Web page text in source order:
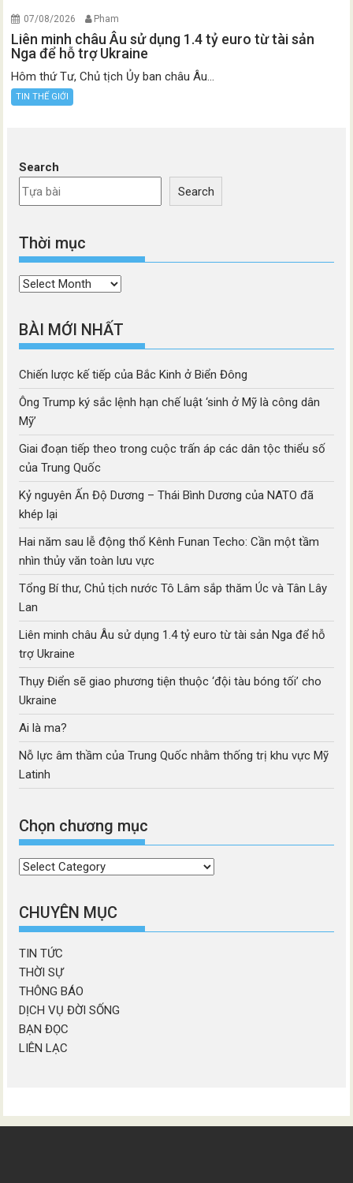
07/08/2026 Pham
Liên minh châu Âu sử dụng 1.4 tỷ euro từ tài sản
Nga để hỗ trợ Ukraine
Hôm thứ Tư, Chủ tịch Ủy ban châu Âu...
TIN THẾ GIỚI
Search
Search
Thời mục
Thời
BÀI MỚI NHẤT
Chiến lược kế tiếp của Bắc Kinh ở Biển Đông
Ông Trump ký sắc lệnh hạn chế luật ‘sinh ở Mỹ là công dân
Mỹ’
Giai đoạn tiếp theo trong cuộc trấn áp các dân tộc thiểu số
của Trung Quốc
Kỷ nguyên Ấn Độ Dương – Thái Bình Dương của NATO đã
khép lại
Hai năm sau lễ động thổ Kênh Funan Techo: Cần một tầm
nhìn thủy văn toàn lưu vực
Tổng Bí thư, Chủ tịch nước Tô Lâm sắp thăm Úc và Tân Lây
Lan
Liên minh châu Âu sử dụng 1.4 tỷ euro từ tài sản Nga để hỗ
trợ Ukraine
Thụy Điển sẽ giao phương tiện thuộc ‘đội tàu bóng tối’ cho
Ukraine
Ai là ma?
Nỗ lực âm thầm của Trung Quốc nhằm thống trị khu vực Mỹ
Latinh
Chọn chương mục
Chọn
mục
CHUYÊN MỤC
TIN TỨC
THỜI SỰ
THÔNG BÁO
DỊCH VỤ ĐỜI SỐNG
BẠN ĐỌC
LIÊN LẠC